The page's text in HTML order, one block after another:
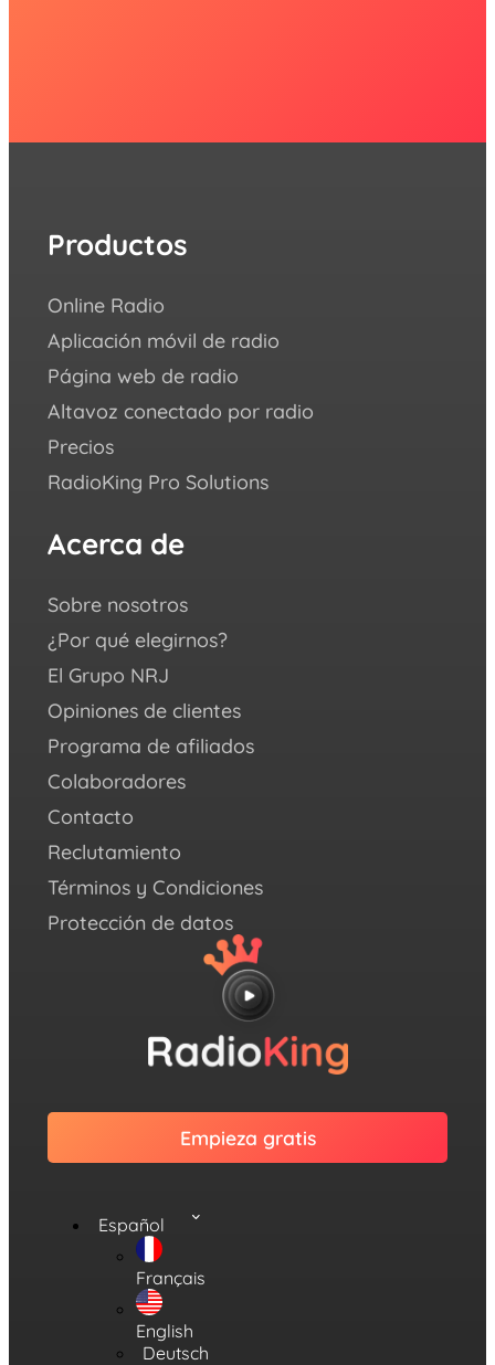
Productos
Online Radio
Aplicación móvil de radio
Página web de radio
Altavoz conectado por radio
Precios
RadioKing Pro Solutions
Acerca de
Sobre nosotros
¿Por qué elegirnos?
El Grupo NRJ
Opiniones de clientes
Programa de afiliados
Colaboradores
Contacto
Reclutamiento
Términos y Condiciones
Protección de datos
Empieza gratis
Español
Français
English
Deutsch